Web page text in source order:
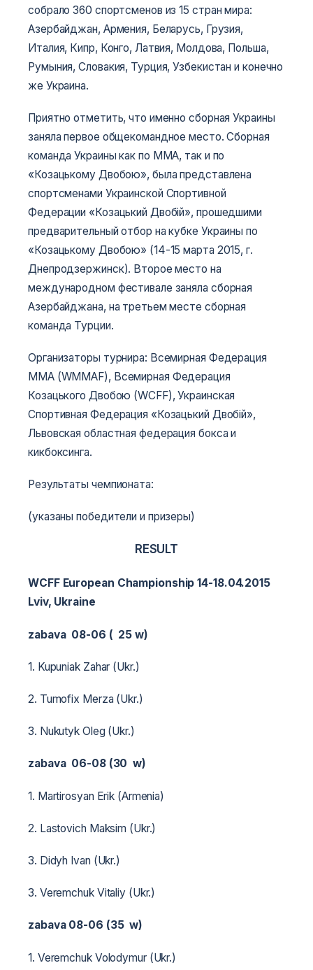
собрало 360 спортсменов из 15 стран мира:
Азербайджан, Армения, Беларусь, Грузия,
Италия, Кипр, Конго, Латвия, Молдова, Польша,
Румыния, Словакия, Турция, Узбекистан и конечно
же Украина.
Приятно отметить, что именно сборная Украины
заняла первое общекомандное место. Сборная
команда Украины как по ММА, так и по
«Козацькому Двобою», была представлена
спортсменами Украинской Спортивной
Федерации «Козацький Двобій», прошедшими
предварительный отбор на кубке Украины по
«Козацькому Двобою» (14-15 марта 2015, г.
Днепродзержинск). Второе место на
международном фестивале заняла сборная
Азербайджана, на третьем месте сборная
команда Турции.
Организаторы турнира: Всемирная Федерация
ММА (WMMAF), Всемирная Федерация
Козацького Двобою (WCFF), Украинская
Спортивная Федерация «Козацький Двобій»,
Львовская областная федерация бокса и
кикбоксинга.
Результаты чемпионата:
(указаны победители и призеры)
RESULT
WCFF European Championship 14-18.04.2015
Lviv, Ukraine
zabava 08-06 ( 25 w)
1. Kupuniak Zahar (Ukr.)
2. Tumofix Merza (Ukr.)
3. Nukutyk Oleg (Ukr.)
zabava 06-08 (30 w)
1. Martirosyan Erik (Armenia)
2. Lastovich Maksim (Ukr.)
3. Didyh Ivan (Ukr.)
3. Veremchuk Vitaliy (Ukr.)
zabava 08-06 (35 w)
1. Veremchuk Volodymur (Ukr.)